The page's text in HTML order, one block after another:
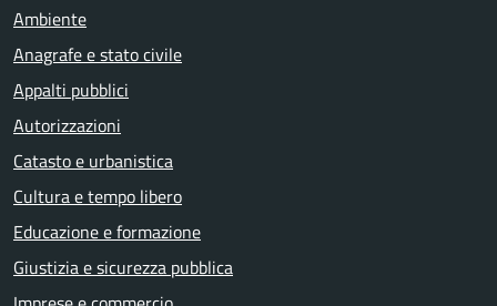
Ambiente
Anagrafe e stato civile
Appalti pubblici
Autorizzazioni
Catasto e urbanistica
Cultura e tempo libero
Educazione e formazione
Giustizia e sicurezza pubblica